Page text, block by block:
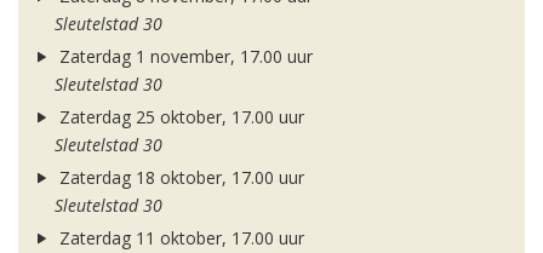
Sleutelstad 30
Zaterdag 1 november, 17.00 uur
Sleutelstad 30
Zaterdag 25 oktober, 17.00 uur
Sleutelstad 30
Zaterdag 18 oktober, 17.00 uur
Sleutelstad 30
Zaterdag 11 oktober, 17.00 uur